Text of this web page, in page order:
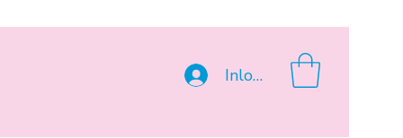
Inloggen